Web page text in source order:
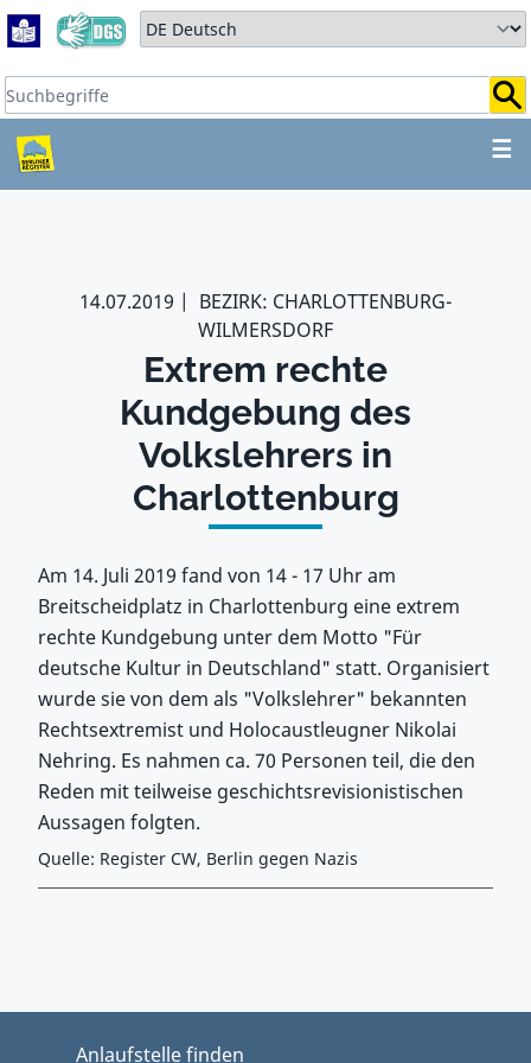
Zum Hauptbereich springen
Zum Hauptmenü springen
Sprache auswählen:
Suchbegriffe:
☰
ZUM HAUPTBEREICH
14.07.2019
BEZIRK: CHARLOTTENBURG-
WILMERSDORF
Extrem rechte
Kundgebung des
Volkslehrers in
Charlottenburg
Am 14. Juli 2019 fand von 14 - 17 Uhr am
Breitscheidplatz in Charlottenburg eine extrem
rechte Kundgebung unter dem Motto "Für
deutsche Kultur in Deutschland" statt. Organisiert
wurde sie von dem als "Volkslehrer" bekannten
Rechtsextremist und Holocaustleugner Nikolai
Nehring. Es nahmen ca. 70 Personen teil, die den
Reden mit teilweise geschichtsrevisionistischen
Aussagen folgten.
Quelle: Register CW, Berlin gegen Nazis
Anlaufstelle finden